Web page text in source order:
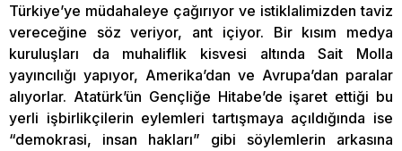
Türkiye’ye müdahaleye çağırıyor ve istiklalimizden taviz
vereceğine söz veriyor, ant içiyor. Bir kısım medya
kuruluşları da muhaliflik kisvesi altında Sait Molla
yayıncılığı yapıyor, Amerika’dan ve Avrupa’dan paralar
alıyorlar. Atatürk’ün Gençliğe Hitabe’de işaret ettiği bu
yerli işbirlikçilerin eylemleri tartışmaya açıldığında ise
“demokrasi, insan hakları” gibi söylemlerin arkasına